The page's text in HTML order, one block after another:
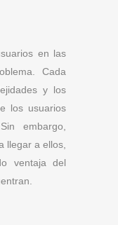
en las
Cada
y los
los usuarios
embargo,
llegar a ellos,
ventaja del